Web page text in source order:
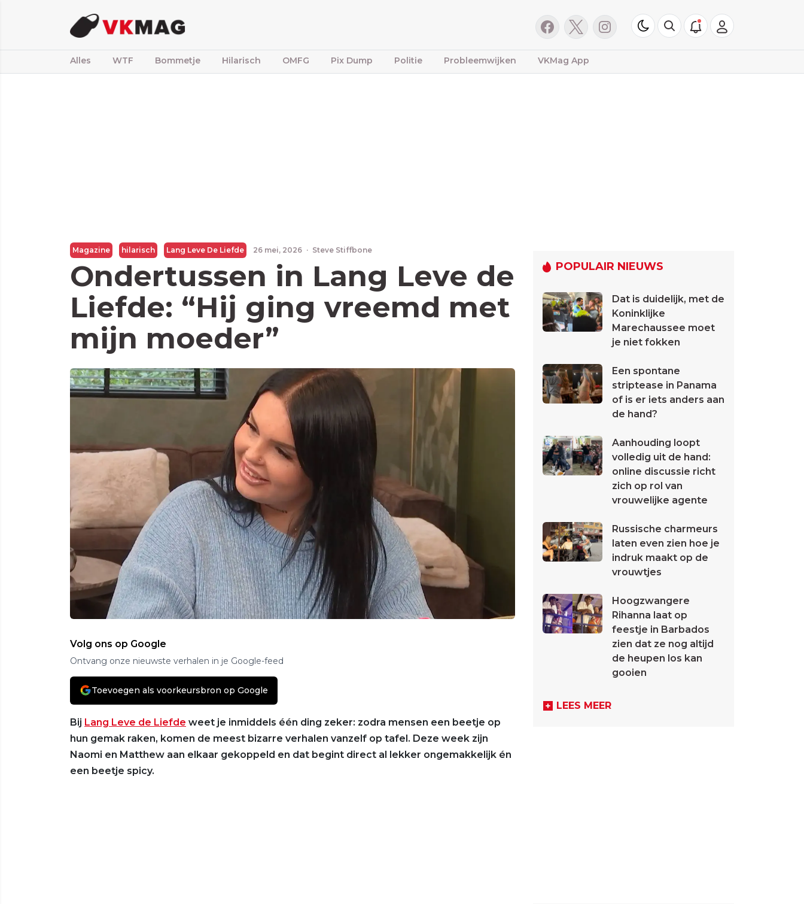
Alles WTF Bommetje Hilarisch OMFG Pix Dump Politie Probleemwijken VKMag App
Magazine hilarisch Lang Leve De Liefde 26 mei, 2026 · Steve Stiffbone
Ondertussen in Lang Leve de
Liefde: “Hij ging vreemd met
mijn moeder”
Volg ons op Google
Ontvang onze nieuwste verhalen in je Google-feed
Toevoegen als voorkeursbron op Google
Bij Lang Leve de Liefde weet je inmiddels één ding zeker: zodra mensen een beetje op
hun gemak raken, komen de meest bizarre verhalen vanzelf op tafel. Deze week zijn
Naomi en Matthew aan elkaar gekoppeld en dat begint direct al lekker ongemakkelijk én
een beetje spicy.
POPULAIR NIEUWS
Dat is duidelijk, met de
Koninklijke
Marechaussee moet
je niet fokken
Een spontane
striptease in Panama
of is er iets anders aan
de hand?
Aanhouding loopt
volledig uit de hand:
online discussie richt
zich op rol van
vrouwelijke agente
Russische charmeurs
laten even zien hoe je
indruk maakt op de
vrouwtjes
Hoogzwangere
Rihanna laat op
feestje in Barbados
zien dat ze nog altijd
de heupen los kan
gooien
LEES MEER